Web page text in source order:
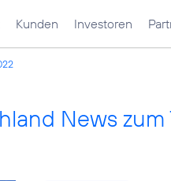
Kunden Investoren
News